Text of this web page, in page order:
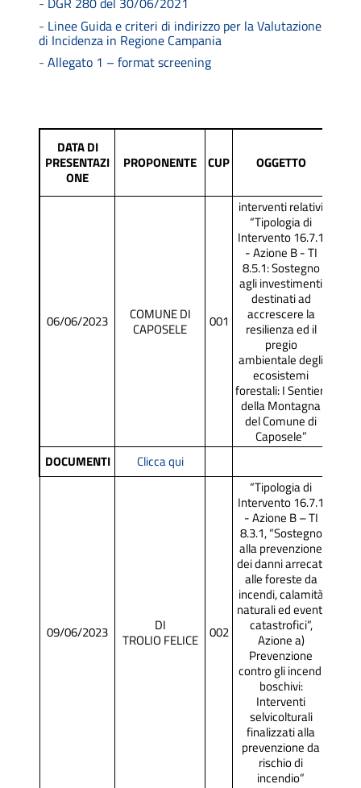
- Linee Guida e criteri di indirizzo per la Valutazione
di Incidenza in Regione Campania
- Allegato 1 – format screening
DATA DI
PRESENTAZI
ONE
PROPONENTE CUP OGGETTO
06/06/2023
COMUNE DI
CAPOSELE
001
interventi relativi
“Tipologia di
Intervento 16.7.1
- Azione B - TI
8.5.1: Sostegno
agli investimenti
destinati ad
accrescere la
resilienza ed il
pregio
ambientale degli
ecosistemi
forestali: I Sentieri
della Montagna
del Comune di
Caposele”
DOCUMENTI Clicca qui
09/06/2023
DI
TROLIO FELICE
002
“Tipologia di
Intervento 16.7.1
- Azione B – TI
8.3.1, “Sostegno
alla prevenzione
dei danni arrecati
alle foreste da
incendi, calamità
naturali ed eventi
catastrofici”,
Azione a)
Prevenzione
contro gli incendi
boschivi:
Interventi
selvicolturali
finalizzati alla
prevenzione da
rischio di
incendio”